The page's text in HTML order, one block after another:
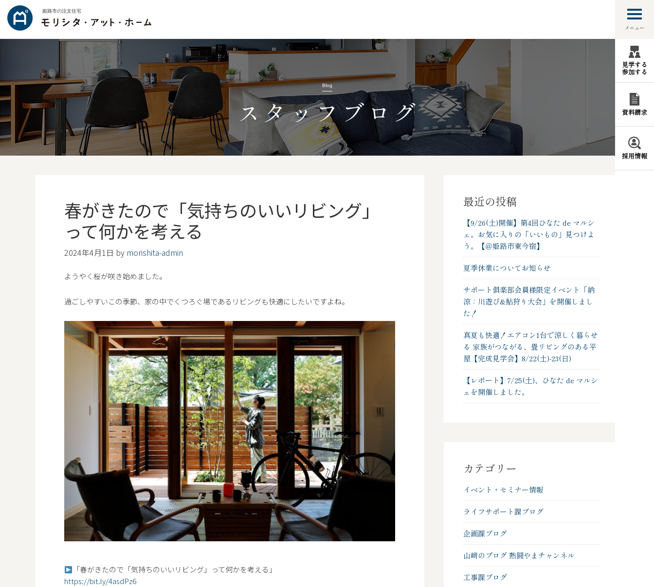
姫路市の注文住宅
メニュー
見学する
参加する
資料請求
採用情報
Blog
スタッフブログ
春がきたので「気持ちのいいリビング」
って何かを考える
2024年4月1日 by morishita-admin
ようやく桜が咲き始めました。
過ごしやすいこの季節、家の中でくつろぐ場であるリビングも快適にしたいですよね。
「春がきたので「気持ちのいいリビング」って何かを考える」
https://bit.ly/4asdPz6
最近の投稿
【9/26(土)開催】第4回ひなた de マルシ
ェ。お気に入りの「いいもの」見つけよ
う。【＠姫路市東今宿】
夏季休業についてお知らせ
サポート俱楽部会員様限定イベント「納
涼：川遊び&鮎狩り大会」を開催しまし
た！
真夏も快適！エアコン1台で涼しく暮らせ
る 家族がつながる、畳リビングのある平
屋【完成見学会】8/22(土)-23(日)
【レポート】7/25(土)、ひなた de マルシ
ェを開催しました。
カテゴリー
イベント・セミナー情報
ライフサポート課ブログ
企画課ブログ
山﨑のブログ 熱闘やまチャンネル
工事課ブログ